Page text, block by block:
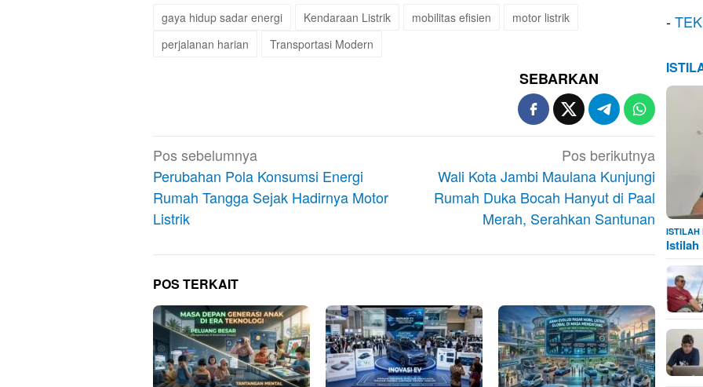
gaya hidup sadar energi Kendaraan Listrik mobilitas efisien
motor listrik
perjalanan harian
Transportasi Modern
SEBARKAN
Navigasi
pos
Pos sebelumnya
Perubahan Pola Konsumsi Energi
Rumah Tangga Sejak Hadirnya Motor
Listrik
Pos berikutnya
Wali Kota Jambi Maulana Kunjungi
Rumah Duka Bocah Hanyut di Paal
Merah, Serahkan Santunan
POS TERKAIT
-
ISTILAH
Istilah